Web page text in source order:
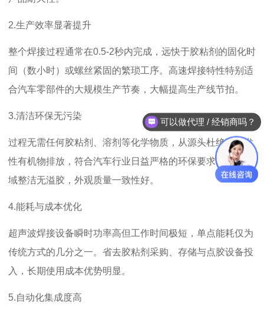
2.生产效率显著提升
整个焊接过程通常在0.5-2秒内完成，远快于胶粘剂的固化时
间（数小时）或螺丝紧固的繁琐工序。高速焊接特性特别适
合汽车零部件的大规模生产节奏，大幅提高生产线节拍。
3.清洁环保无污染
过程无需任何胶粘剂、溶剂等化学物质，从源头杜绝了挥发
性有机物排放，符合汽车行业日益严格的环保要求。焊接区
域整洁无溢胶，外观质量一致性好。
4.能耗与成本优化
超声波焊接设备瞬时功率高但工作时间极短，单点能耗仅为
传统方式的几分之一。省去胶粘剂采购、存储与点胶设备投
入，长期使用成本优势明显。
5.自动化集成度高
可以做代理 / 经销商吗？